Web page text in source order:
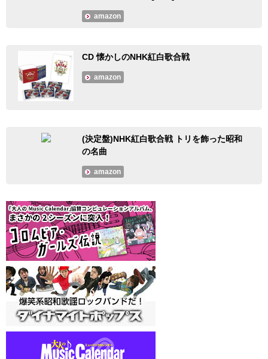
amazon
CD 懐かしのNHK紅白歌合戦
amazon
(決定盤)NHK紅白歌合戦 トリを飾った昭和
の名曲
amazon